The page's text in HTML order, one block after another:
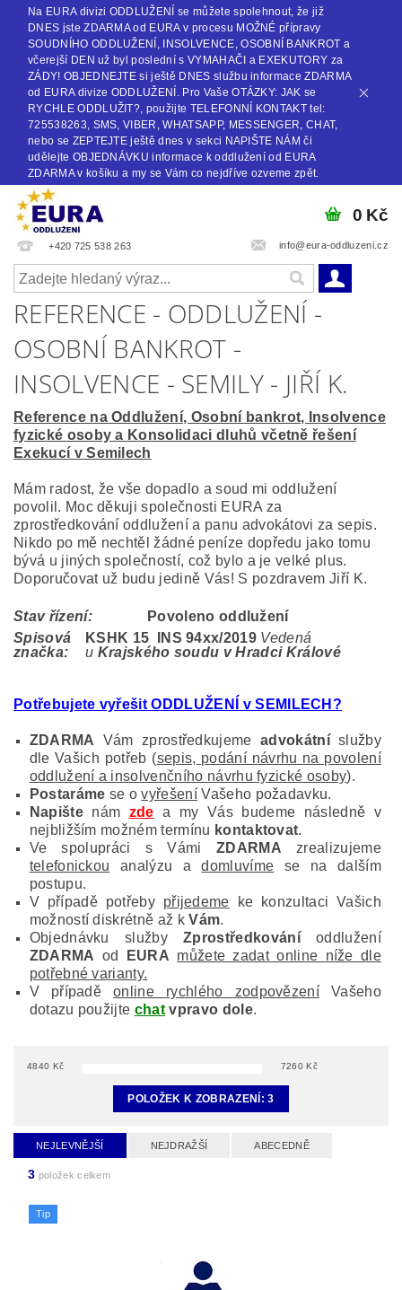
Na EURA divizi ODDLUŽENÍ se můžete spolehnout, že již
DNES jste ZDARMA od EURA v procesu MOŽNÉ přípravy
SOUDNÍHO ODDLUŽENÍ, INSOLVENCE, OSOBNÍ BANKROT a
včerejší DEN už byl poslední s VYMAHAČI a EXEKUTORY za
ZÁDY! OBJEDNEJTE si ještě DNES službu informace ZDARMA
od EURA divize ODDLUŽENÍ. Pro Vaše OTÁZKY: JAK se
RYCHLE ODDLUŽIT?, použijte TELEFONNÍ KONTAKT tel:
725538263, SMS, VIBER, WHATSAPP, MESSENGER, CHAT,
nebo se ZEPTEJTE ještě dnes v sekci NAPIŠTE NÁM či
udělejte OBJEDNÁVKU informace k oddlužení od EURA
ZDARMA v košíku a my se Vám co nejdříve ozveme zpět.
+420 725 538 263 info@eura-oddluzeni.cz
0 Kč
REFERENCE - ODDLUŽENÍ -
OSOBNÍ BANKROT -
INSOLVENCE - SEMILY - JIŘÍ K.
Reference na Oddlužení, Osobní bankrot, Insolvence
fyzické osoby a Konsolidaci dluhů včetně řešení
Exekucí v Semilech
Mám radost, že vše dopadlo a soud mi oddlužení
povolil. Moc děkuji společnosti EURA za
zprostředkování oddlužení a panu advokátovi za sepis.
Nikdo po mě nechtěl žádné peníze dopředu jako tomu
bývá u jiných společností, což bylo a je velké plus.
Doporučovat už budu jedině Vás! S pozdravem Jiří K.
Stav řízení:
Povoleno oddlužení
Spisová
značka:
KSHK 15 INS 94xx/2019 Vedená
u Krajského soudu v Hradci Králové
Potřebujete vyřešit ODDLUŽENÍ v SEMILECH ?
ZDARMA Vám zprostředkujeme advokátníslužby
dle Vašich potřeb (sepis, podání návrhu na povolení
oddlužení a insolvenčního návrhu fyzické osoby).
Postaráme se ovyřešeníVašeho požadavku.
Napištenám zde a my Vás budeme následně v
nejbližším možném termínu kontaktovat.
Ve spolupráci s Vámi ZDARMA zrealizujeme
telefonickou analýzu adomluvíme se na dalším
postupu.
V případě potřeby přijedeme ke konzultaci Vašich
možností diskrétně až kVám.
Objednávku služby
Zprostředkováníoddlužení
ZDARMA od EURA můžete zadat online níže dle
potřebné varianty.
V případěonline rychlého zodpovězení Vašeho
dotazu použijte chatvpravo dole.
4840 Kč 7260 Kč
POLOŽEK K ZOBRAZENÍ:3
NEJLEVNĚJŠÍ NEJDRAŽŠÍ ABECEDNĚ
3 položek celkem
Tip